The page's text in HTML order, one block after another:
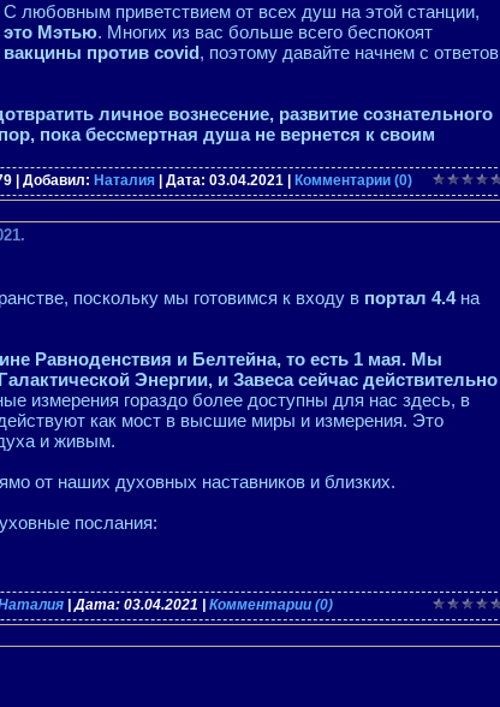
С любовным приветствием от всех душ на этой станции,
это Мэтью. Многих из вас больше всего беспокоят
вакцины против covid, поэтому давайте начнем с ответов
личное вознесение, развитие сознательного
пока бессмертная душа не вернется к своим
| Добавил: Наталия | Дата: 03.04.2021 Комментарии (0)
поскольку мы готовимся к входу в портал 4.4на
Равноденствия и Белтейна, то есть 1 мая. Мы
Энергии, и Завеса сейчас действительно
измерения гораздо более доступны для нас здесь, в
как мост в высшие миры и измерения. Это
и живым.
от наших духовных наставников и близких.
послания:
| Дата: 03.04.2021 Комментарии (0)